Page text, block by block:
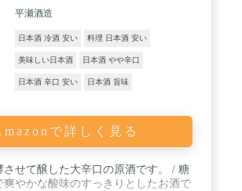
平瀬酒造
日本酒 冷酒 安い 料理 日本酒 安い
美味しい日本酒 日本酒 やや辛口
日本酒 辛口 安い 日本酒 旨味
で詳しく見る
させて醸した大辛口の原酒です。 / 糖
爽やかな酸味のすっきりとしたお酒で